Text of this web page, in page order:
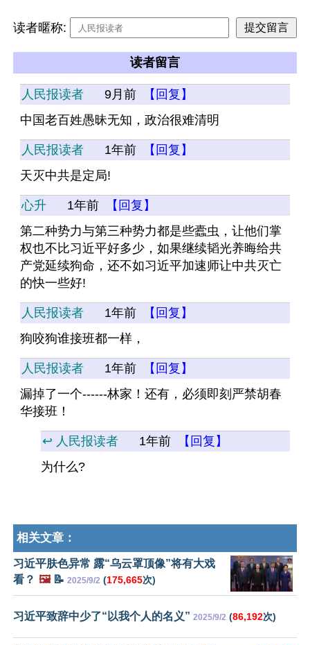
读者暱称:
读者留言
人民报读者 9月前
【回复】
中国老百姓愚昧无知，政治很难清明
人民报读者 1年前
【回复】
天灭中共是定局!
心升 1年前
【回复】
第二种势力与第三种势力都是些蠹虫，让他们掌
权也不比习近平好多少，如果继续韬光养晦给共
产党延续狗命，还不如习近平加速师让中共灭亡
的快一些好!
人民报读者 1年前
【回复】
狗咬狗谁接班都一样，
人民报读者 1年前
【回复】
漏掉了一个------林家！还有，必须即刻严禁胡春
华接班！
↩️ 人民报读者 1年前
【回复】
为什么?
相关文章：
习近平肤色异常 露“乌云罩顶像”将有大戏
看？ 🖼️📝 2025/9/2 (175,665次)
习近平致辞中少了“以我个人的名义” 2025/9/2 (86,192次)